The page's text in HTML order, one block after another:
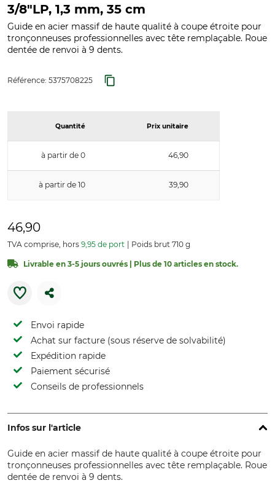
3/8"LP, 1,3 mm, 35 cm
Guide en acier massif de haute qualité à coupe étroite pour
tronçonneuses professionnelles avec tête remplaçable. Roue
dentée de renvoi à 9 dents.
Référence: 5375708225
Quantité Prix unitaire
à partir de 0 46,90
à partir de 10 39,90
46,90
TVA comprise, hors 9,95 de port Poids brut 710 g
Livrable en 3-5 jours ouvrés | Plus de 10 articles en stock.
Envoi rapide
Achat sur facture (sous réserve de solvabilité)
Expédition rapide
Paiement sécurisé
Conseils de professionnels
Infos sur l'article
Guide en acier massif de haute qualité à coupe étroite pour
tronçonneuses professionnelles avec tête remplaçable. Roue
dentée de renvoi à 9 dents.